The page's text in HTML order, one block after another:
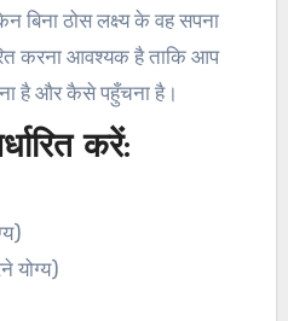
बिना ठोस लक्ष्य के वह सपना
करना आवश्यक है ताकि आप
है और कैसे पहुँचना है।
करें:
योग्य)